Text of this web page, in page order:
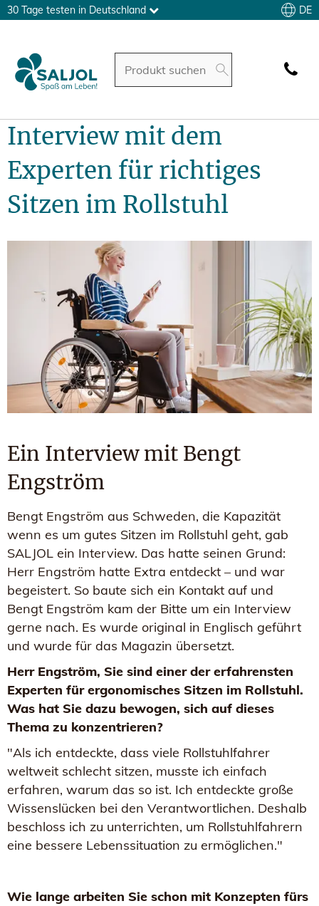
30 Tage testen in Deutschland DE
Interview mit dem
Experten für richtiges
Sitzen im Rollstuhl
Ein Interview mit Bengt
Engström
Bengt Engström aus Schweden, die Kapazität
wenn es um gutes Sitzen im Rollstuhl geht, gab
SALJOL ein Interview. Das hatte seinen Grund:
Herr Engström hatte Extra entdeckt – und war
begeistert. So baute sich ein Kontakt auf und
Bengt Engström kam der Bitte um ein Interview
gerne nach. Es wurde original in Englisch geführt
und wurde für das Magazin übersetzt.
Herr Engström, Sie sind einer der erfahrensten
Experten für ergonomisches Sitzen im Rollstuhl.
Was hat Sie dazu bewogen, sich auf dieses
Thema zu konzentrieren?
"Als ich entdeckte, dass viele Rollstuhlfahrer
weltweit schlecht sitzen, musste ich einfach
erfahren, warum das so ist. Ich entdeckte große
Wissenslücken bei den Verantwortlichen. Deshalb
beschloss ich zu unterrichten, um Rollstuhlfahrern
eine bessere Lebenssituation zu ermöglichen."
Wie lange arbeiten Sie schon mit Konzepten fürs